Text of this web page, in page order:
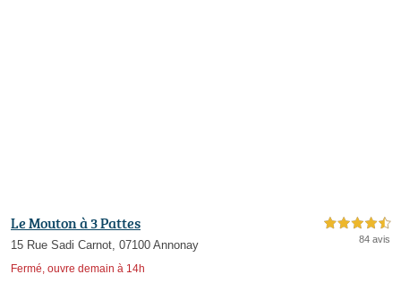
Le Mouton à 3 Pattes
15 Rue Sadi Carnot, 07100 Annonay
Fermé, ouvre demain à 14h
4,5 étoiles sur 5
84 avis